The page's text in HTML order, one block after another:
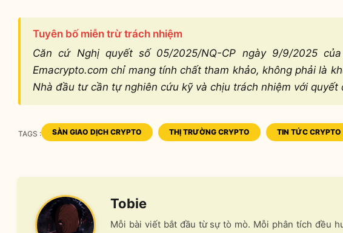
Tuyên bố miễn trừ trách nhiệm
Căn cứ Nghị quyết số 05/2025/NQ-CP ngày 9/9/2025
Emacrypto.com chỉ mang tính chất tham khảo, không phải là
Nhà đầu tư cần tự nghiên cứu kỹ và chịu trách nhiệm với quyết
TAGS :
TAGS
SÀN GIAO DỊCH CRYPTO THỊ TRƯỜNG CRYPTO TIN TỨC CRYPTO
Tobie
Mỗi bài viết bắt đầu từ sự tò mò. Mỗi phân tích đều